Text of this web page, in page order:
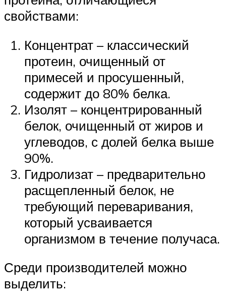
свойствами:
Концентрат – классический
протеин, очищенный от
примесей и просушенный,
содержит до 80% белка.
Изолят – концентрированный
белок, очищенный от жиров и
углеводов, с долей белка выше
90%.
Гидролизат – предварительно
расщепленный белок, не
требующий переваривания,
который усваивается
организмом в течение получаса.
Среди производителей можно
выделить: